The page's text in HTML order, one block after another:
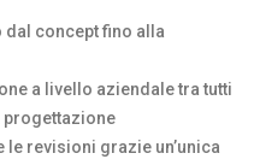
concept fino alla
a livello aziendale tra tutti
revisioni grazie un’unica